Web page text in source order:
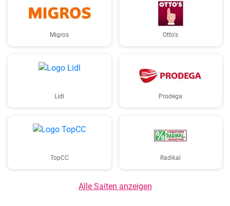
Migros Otto's
Lidl Prodega
TopCC Radikal
Alle Saiten anzeigen